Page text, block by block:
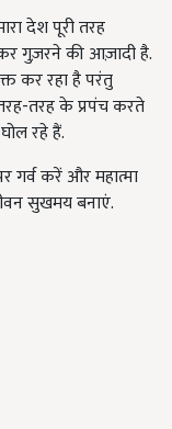
देश पूरी तरह
गुज़रने की आज़ादी है.
कर रहा है परंतु
तरह के प्रपंच करते
रहे हैं.
करें और महात्मा
सुखमय बनाएं.